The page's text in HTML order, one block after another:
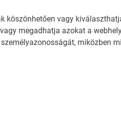
köszönhetően vagy
megadhatja azokat a
miközben